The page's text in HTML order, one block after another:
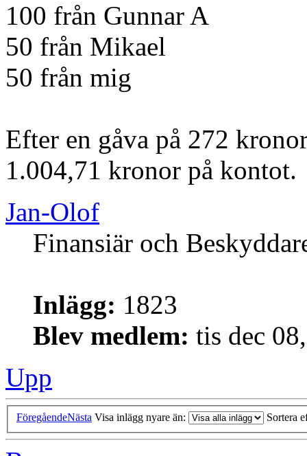
100 från Gunnar A
50 från Mikael
50 från mig
Efter en gåva på 272
1.004,71 kronor på kontot.
Jan-Olof
Finansiär och
Inlägg: 1823
Blev medlem: tis dec
Upp
FöregåendeNästa Visa inlägg nyare än: Sortera